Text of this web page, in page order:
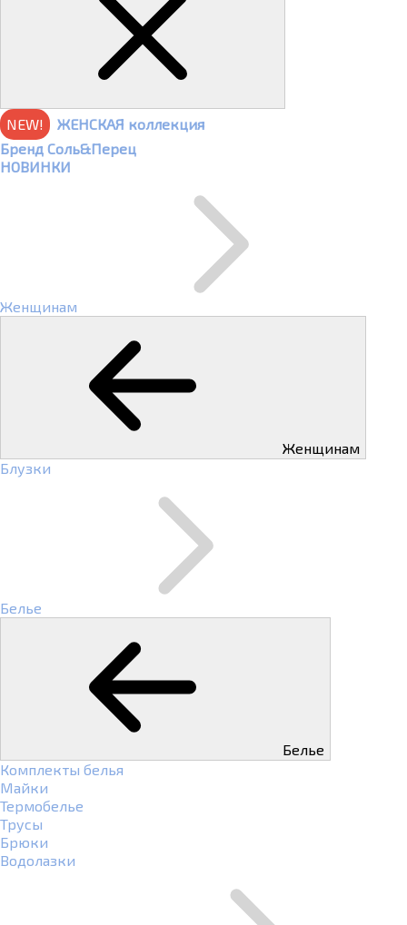
NEW!
ЖЕНСКАЯ коллекция
Бренд Соль&Перец
НОВИНКИ
Женщинам
Женщинам
Блузки
Белье
Белье
Комплекты белья
Майки
Термобелье
Трусы
Брюки
Водолазки